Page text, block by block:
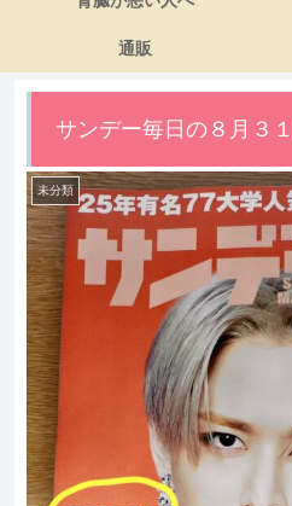
通販
サンデー毎日の８月３
未分類